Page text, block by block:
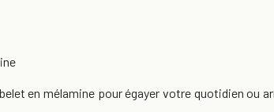
en mélamine pour égayer votre quotidien ou